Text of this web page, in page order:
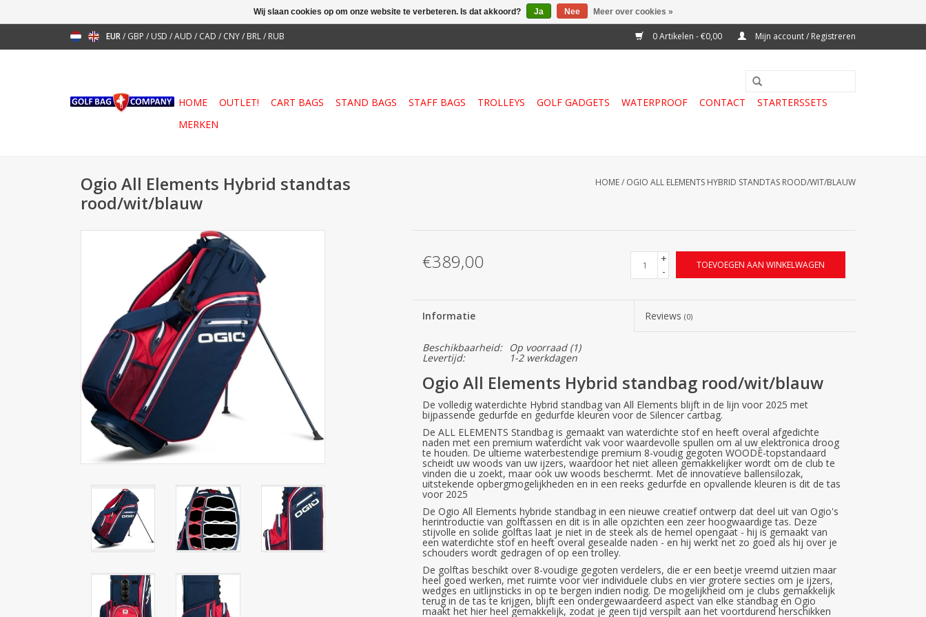
EUR/ GBP / USD /AUD / CAD / CNY/ BRL/ RUB 0 Artikelen - €0,00 Mijn account / Registreren
HOME OUTLET! CART BAGS STAND BAGS STAFF BAGS TROLLEYS GOLF GADGETS WATERPROOF CONTACT
STARTERSSETS
MERKEN
Ogio All Elements Hybrid standtas
rood/wit/blauw
HOME/ OGIO ALL ELEMENTS HYBRID STANDTAS ROOD/WIT/BLAUW
€389,00
+
-
TOEVOEGEN AAN WINKELWAGEN
Informatie Reviews(0)
Beschikbaarheid: Op voorraad(1)
Levertijd: 1-2 werkdagen
Ogio All Elements Hybrid standbag rood/wit/blauw
De volledig waterdichte Hybrid standbag van All Elements blijft in de lijn voor 2025 met
bijpassende gedurfde en gedurfde kleuren voor de Silencer cartbag.
De ALL ELEMENTS Standbag is gemaakt van waterdichte stof en heeft overal afgedichte
naden met een premium waterdicht vak voor waardevolle spullen om al uw elektronica droog
te houden. De ultieme waterbestendige premium 8-voudig gegoten WOODĒ-topstandaard
scheidt uw woods van uw ijzers, waardoor het niet alleen gemakkelijker wordt om de club te
vinden die u zoekt, maar ook uw woods beschermt. Met de innovatieve ballensilozak,
uitstekende opbergmogelijkheden en in een reeks gedurfde en opvallende kleuren is dit de tas
voor 2025
De Ogio All Elements hybride standbag in een nieuwe creatief ontwerp dat deel uit van Ogio's
herintroductie van golftassen en dit is in alle opzichten een zeer hoogwaardige tas. Deze
stijvolle en solide golftas laat je niet in de steek als de hemel opengaat - hij is gemaakt van
een waterdichte stof en heeft overal gesealde naden - en hij werkt net zo goed als hij over je
schouders wordt gedragen of op een trolley.
De golftas beschikt over 8-voudige gegoten verdelers, die er een beetje vreemd uitzien maar
heel goed werken, met ruimte voor vier individuele clubs en vier grotere secties om je ijzers,
wedges en uitlijnsticks in op te bergen indien nodig. De mogelijkheid om je clubs gemakkelijk
terug in de tas te krijgen, blijft een ondergewaardeerd aspect van elke standbag en Ogio
maakt het hier heel gemakkelijk, zodat je geen tijd verspilt aan het voortdurend herschikken
Wij slaan cookies op om onze website te verbeteren. Is dat akkoord? Ja Nee Meer over cookies »